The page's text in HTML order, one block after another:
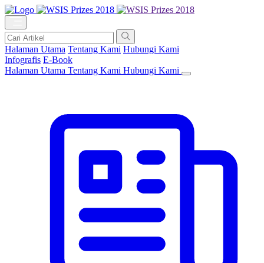
Halaman Utama Tentang Kami Hubungi Kami
Infografis E-Book
Halaman Utama Tentang Kami Hubungi Kami